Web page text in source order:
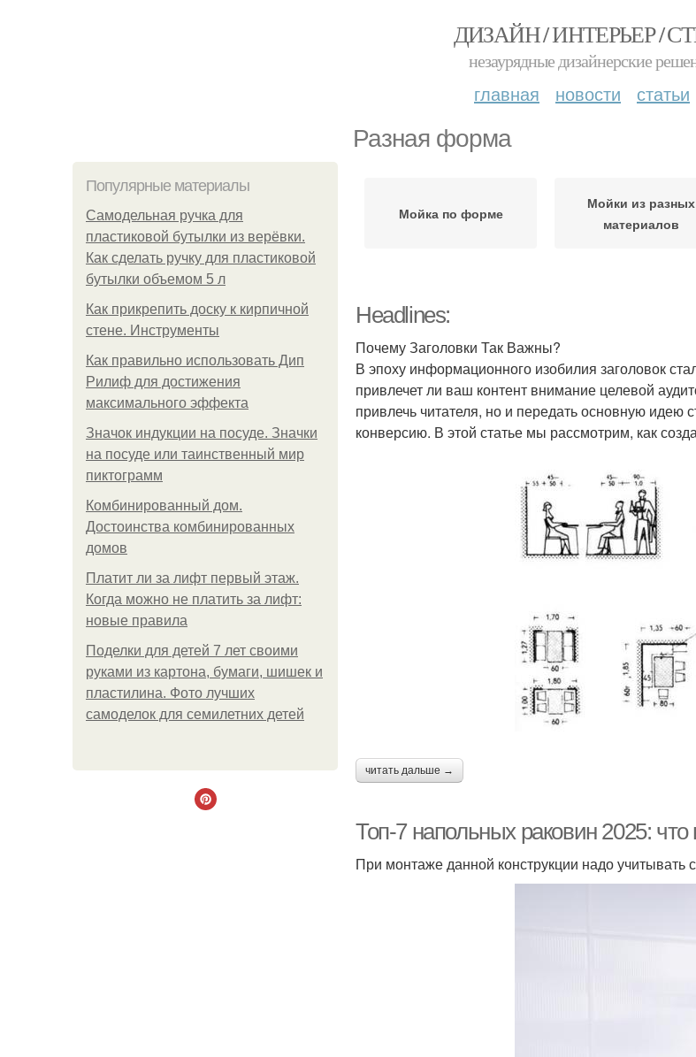
ДИЗАЙН / ИНТЕРЬЕР /
незаурядные дизайнерские
главная новости статьи
Разная форма
Популярные материалы
Самодельная ручка для
пластиковой бутылки из верёвки.
Как сделать ручку для пластиковой
бутылки объемом 5 л
Как прикрепить доску к кирпичной
стене. Инструменты
Как правильно использовать Дип
Рилиф для достижения
максимального эффекта
Значок индукции на посуде. Значки
на посуде или таинственный мир
пиктограмм
Комбинированный дом.
Достоинства комбинированных
домов
Платит ли за лифт первый этаж.
Когда можно не платить за лифт:
новые правила
Поделки для детей 7 лет своими
руками из картона, бумаги, шишек и
пластилина. Фото лучших
самоделок для семилетних детей
Мойка по форме
Мойки из разных
материалов
Headlines:
Почему Заголовки Так Важны?
В эпоху информационного изобилия заголовок
привлечет ли ваш контент внимание целевой
привлечь читателя, но и передать основную идею
конверсию. В этой статье мы рассмотрим, как
читать дальше →
Топ-7 напольных раковин 2025:
При монтаже данной конструкции надо учитывать